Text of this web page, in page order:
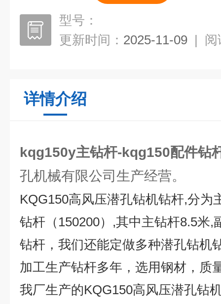
型号：
更新时间： 2025-11-09 | 阅
详情介绍
kqg150y主钻杆-kqg150配件钻
孔机械有限公司生产经营。
KQG150高风压潜孔钻机钻杆,分为
钻杆 （150200）,其中主钻杆8.5米,
钻杆，我们还能定做多种潜孔钻机
加工生产钻杆多年，选用钢材，质
我厂生产的KQG150高风压潜孔钻